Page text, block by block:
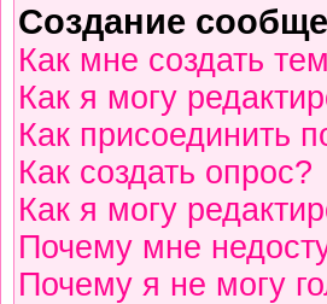
Создание
Как мне создать
Как я могу
Как присоединить
Как создать опрос?
Как я могу
Почему мне
Почему я не могу